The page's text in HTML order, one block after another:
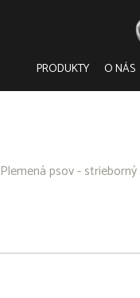
PRODUKTY O NÁS
Plemená psov -